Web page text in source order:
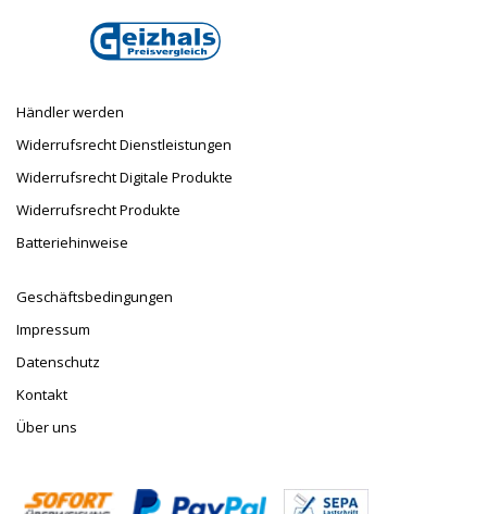
Händler werden
Widerrufsrecht Dienstleistungen
Widerrufsrecht Digitale Produkte
Widerrufsrecht Produkte
Batteriehinweise
Geschäftsbedingungen
Impressum
Datenschutz
Kontakt
Über uns